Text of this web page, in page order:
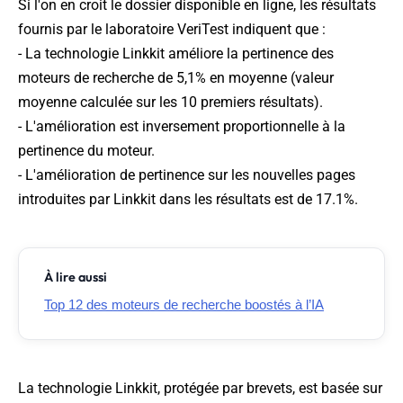
Si l'on en croit le dossier disponible en ligne, les résultats
fournis par le laboratoire VeriTest indiquent que :
- La technologie Linkkit améliore la pertinence des
moteurs de recherche de 5,1% en moyenne (valeur
moyenne calculée sur les 10 premiers résultats).
- L'amélioration est inversement proportionnelle à la
pertinence du moteur.
- L'amélioration de pertinence sur les nouvelles pages
introduites par Linkkit dans les résultats est de 17.1%.
À lire aussi
Top 12 des moteurs de recherche boostés à l’IA
La technologie Linkkit, protégée par brevets, est basée sur